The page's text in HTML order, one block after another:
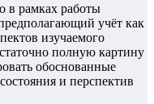
в рамках работы
учёт как
изучаемого
полную картину
обоснованные
и перспектив